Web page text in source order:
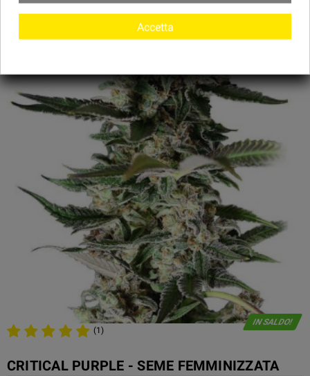
IN SALDO!
(1)
CRITICAL PURPLE - SEME FEMMINIZZATA
Accetta